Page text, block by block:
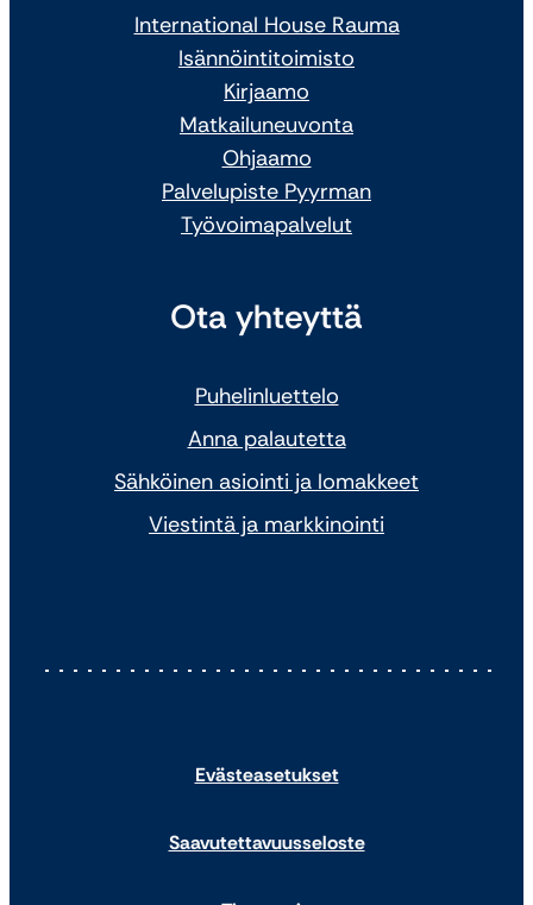
International House Rauma
Isännöintitoimisto
Kirjaamo
Matkailuneuvonta
Ohjaamo
Palvelupiste Pyyrman
Työvoimapalvelut
Ota yhteyttä
Puhelinluettelo
Anna palautetta
Sähköinen asiointi ja lomakkeet
Viestintä ja markkinointi
Evästeasetukset
Saavutettavuusseloste